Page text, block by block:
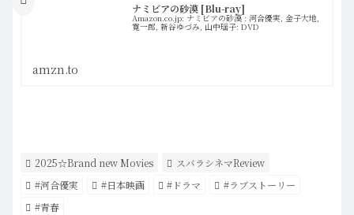
ナミビアの砂漠 [Blu-ray]
Amazon.co.jp: ナミビアの砂漠 : 河合優実, 金子大地,
寛一郎, 新谷ゆづみ, 山中瑶子: DVD
amzn.to
2025☆Brand new Movies
スバラシネマReview
#河合優実
#日本映画 #ドラマ
#ラブストーリー
#青春